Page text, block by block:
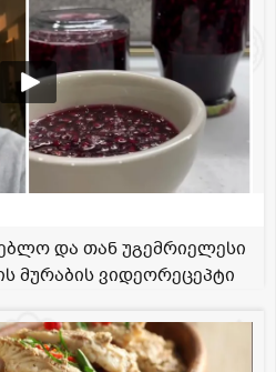
და თან უგემრიელესი
მურაბის ვიდეორეცეპტი